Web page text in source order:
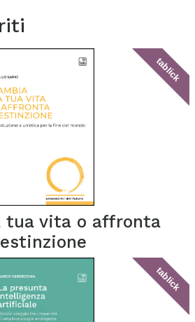
tablick
tua vita o affronta
tablick